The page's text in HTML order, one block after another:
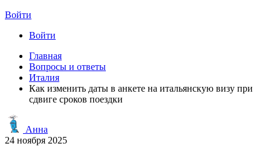
Войти
Войти
Главная
Вопросы и ответы
Италия
Как изменить даты в анкете на итальянскую визу при
сдвиге сроков поездки
Анна
24 ноября 2025